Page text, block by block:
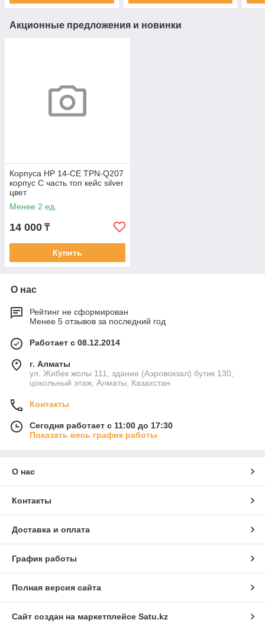
Акционные предложения и новинки
Корпуса HP 14-CE TPN-Q207
корпус C часть топ кейс silver
цвет
Менее 2 ед.
14 000 ₸
Купить
О нас
Рейтинг не сформирован
Менее 5 отзывов за последний год
Работает с 08.12.2014
г. Алматы
ул. Жибек жолы 111, здание (Аэровокзал) бутик 130,
цокольный этаж, Алматы, Казахстан
Контакты
Сегодня работает с 11:00 до 17:30
Показать весь график работы
О нас
Контакты
Доставка и оплата
График работы
Полная версия сайта
Сайт создан на маркетплейсе Satu.kz